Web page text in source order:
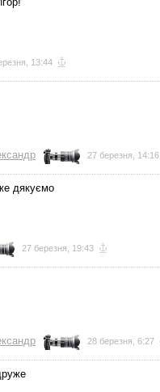
13:44
27 березня, 14:16
дякуємо
27 березня, 19:43
28 березня, 6:27